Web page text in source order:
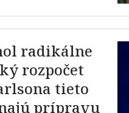
radikálne
rozpočet
tieto
prípravu